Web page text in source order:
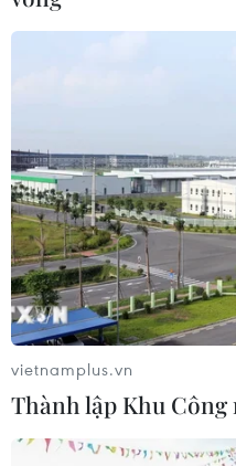
31/10/2023 08:21
Trong 10 tháng năm
9.829 vụ tai nạn giao
quân 1 ngày có 18 người
vietnamplus.vn
Thành lập Khu Công